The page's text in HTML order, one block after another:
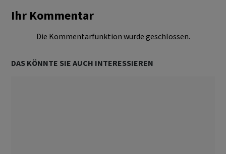
Ihr Kommentar
Die Kommentarfunktion wurde geschlossen.
DAS KÖNNTE SIE AUCH INTERESSIEREN